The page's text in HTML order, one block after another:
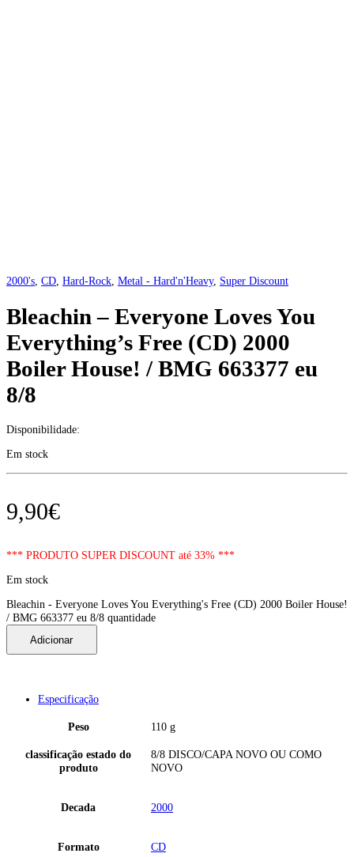
2000's, CD, Hard-Rock, Metal - Hard'n'Heavy, Super Discount
Bleachin – Everyone Loves You
Everything’s Free (CD) 2000
Boiler House! / BMG 663377 eu
8/8
Disponibilidade:
Em stock
9,90€
*** PRODUTO SUPER DISCOUNT até 33% ***
Em stock
Bleachin - Everyone Loves You Everything's Free (CD) 2000 Boiler House!
/ BMG 663377 eu 8/8 quantidade
Adicionar
Especificação
Peso 110 g
classificação estado do
produto
8/8 DISCO/CAPA NOVO OU COMO
NOVO
Decada 2000
Formato CD